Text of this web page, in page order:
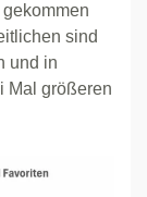
sind
und in
Mal größeren